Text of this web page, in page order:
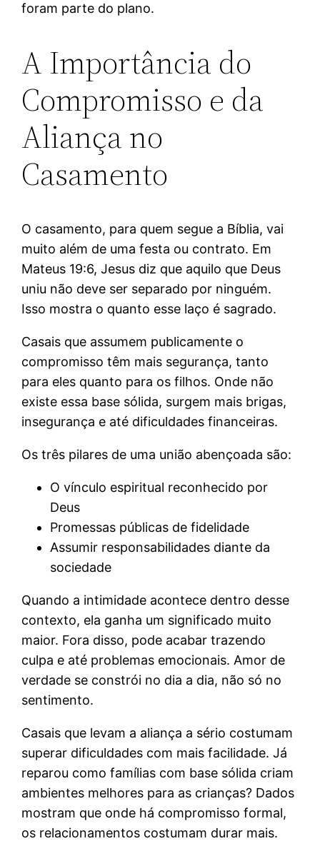
foram parte do plano.
A Importância do
Compromisso e da
Aliança no
Casamento
O casamento, para quem segue a Bíblia, vai
muito além de uma festa ou contrato. Em
Mateus 19:6, Jesus diz que aquilo que Deus
uniu não deve ser separado por ninguém.
Isso mostra o quanto esse laço é sagrado.
Casais que assumem publicamente o
compromisso têm mais segurança, tanto
para eles quanto para os filhos. Onde não
existe essa base sólida, surgem mais brigas,
insegurança e até dificuldades financeiras.
Os três pilares de uma união abençoada são:
O vínculo espiritual reconhecido por
Deus
Promessas públicas de fidelidade
Assumir responsabilidades diante da
sociedade
Quando a intimidade acontece dentro desse
contexto, ela ganha um significado muito
maior. Fora disso, pode acabar trazendo
culpa e até problemas emocionais. Amor de
verdade se constrói no dia a dia, não só no
sentimento.
Casais que levam a aliança a sério costumam
superar dificuldades com mais facilidade. Já
reparou como famílias com base sólida criam
ambientes melhores para as crianças? Dados
mostram que onde há compromisso formal,
os relacionamentos costumam durar mais.